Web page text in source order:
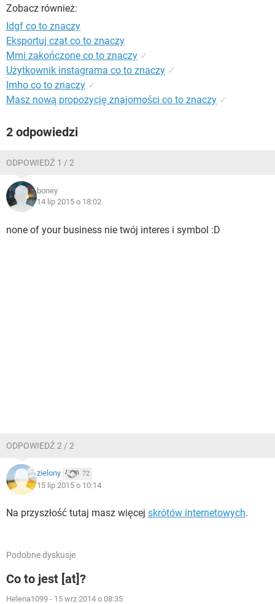
WINDOWS 10
Zobacz również:
Idgf co to znaczy
Eksportuj czat co to znaczy
Mmi zakończone co to znaczy ✓
Użytkownik instagrama co to znaczy ✓
Imho co to znaczy ✓
Masz nową propozycję znajomości co to znaczy ✓
2 odpowiedzi
ODPOWIEDŹ 1 / 2
boney
14 lip 2015 o 18:02
none of your business nie twój interes i symbol :D
ODPOWIEDŹ 2 / 2
zielony 72
15 lip 2015 o 10:14
Na przyszłość tutaj masz więcej skrótów internetowych.
Podobne dyskusje
Co to jest [at]?
Helena1099 - 15 wrz 2014 o 08:35